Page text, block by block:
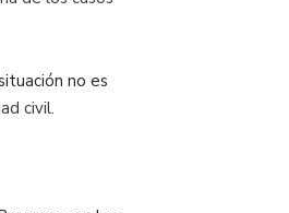
no es
civil.